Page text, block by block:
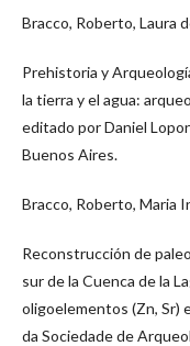
Bracco, Roberto, Laura
Prehistoria y
la tierra y el agua:
editado por Daniel
Buenos Aires.
Bracco, Roberto, Maria
Reconstrucción de
sur de la Cuenca de la
oligoelementos (Zn, Sr)
da Sociedade de